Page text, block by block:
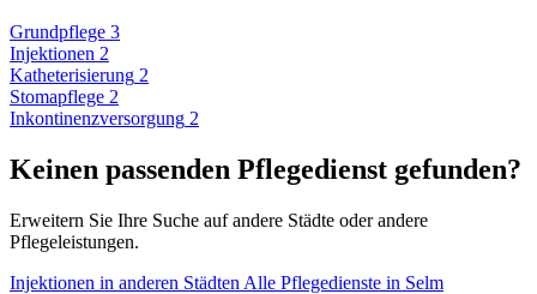
Grundpflege 3
Injektionen 2
Katheterisierung 2
Stomapflege 2
Inkontinenzversorgung 2
Keinen passenden Pflegedienst gefunden?
Erweitern Sie Ihre Suche auf andere Städte oder andere
Pflegeleistungen.
Injektionen in anderen Städten Alle Pflegedienste in Selm